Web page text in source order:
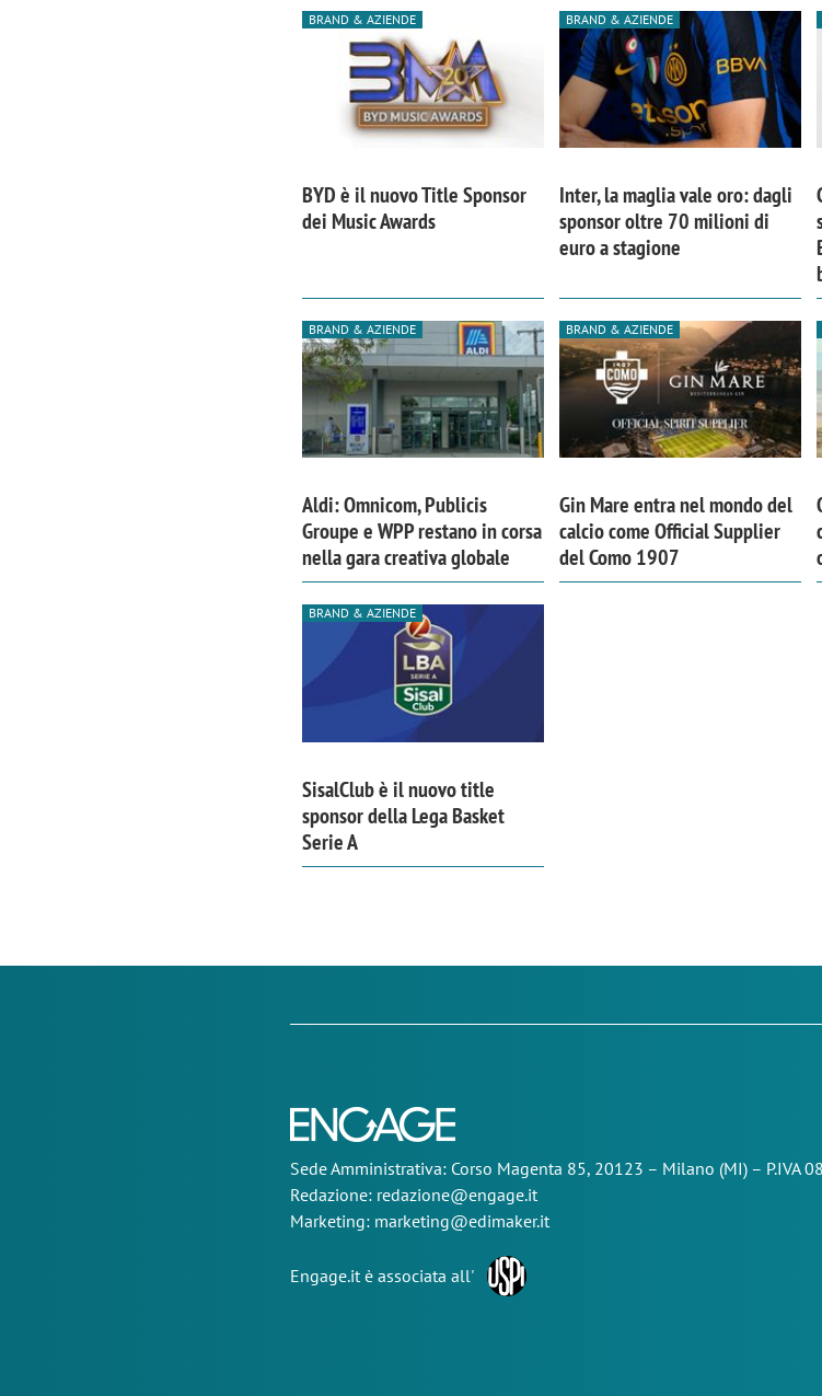
BRAND & AZIENDE
BYD è il nuovo Title Sponsor
dei Music Awards
BRAND & AZIENDE
Inter, la maglia vale oro: dagli
sponsor oltre 70 milioni di
euro a stagione
BRAND & AZIENDE
Aldi: Omnicom, Publicis
Groupe e WPP restano in corsa
nella gara creativa globale
BRAND & AZIENDE
Gin Mare entra nel mondo del
calcio come Official Supplier
del Como 1907
BRAND & AZIENDE
SisalClub è il nuovo title
sponsor della Lega Basket
Serie A
comunicazione crea un brand food:
«Marketing e prodotto devono
Emanuele Viora di Deloitte Digital:
«La creatività resta centrale, l’AI deve
amplificare il talento»
SedeAmministrativa: Corso Magenta 85, 20123 – Milano (MI) – P.IVA
Redazione: redazione@engage.it
Marketing: marketing@edimaker.it
Engage.it è associata all'